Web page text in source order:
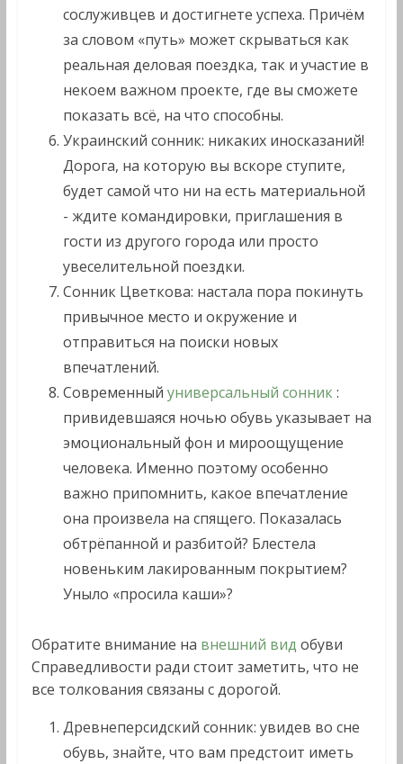
сослуживцев и достигнете успеха. Причём
за словом «путь» может скрываться как
реальная деловая поездка, так и участие в
некоем важном проекте, где вы сможете
показать всё, на что способны.
Украинский сонник: никаких иносказаний!
Дорога, на которую вы вскоре ступите,
будет самой что ни на есть материальной
- ждите командировки, приглашения в
гости из другого города или просто
увеселительной поездки.
Сонник Цветкова: настала пора покинуть
привычное место и окружение и
отправиться на поиски новых
впечатлений.
Современный универсальный сонник :
привидевшаяся ночью обувь указывает на
эмоциональный фон и мироощущение
человека. Именно поэтому особенно
важно припомнить, какое впечатление
она произвела на спящего. Показалась
обтрёпанной и разбитой? Блестела
новеньким лакированным покрытием?
Уныло «просила каши»?
Обратите внимание на внешний вид обуви
Справедливости ради стоит заметить, что не
все толкования связаны с дорогой.
Древнеперсидский сонник: увидев во сне
обувь, знайте, что вам предстоит иметь